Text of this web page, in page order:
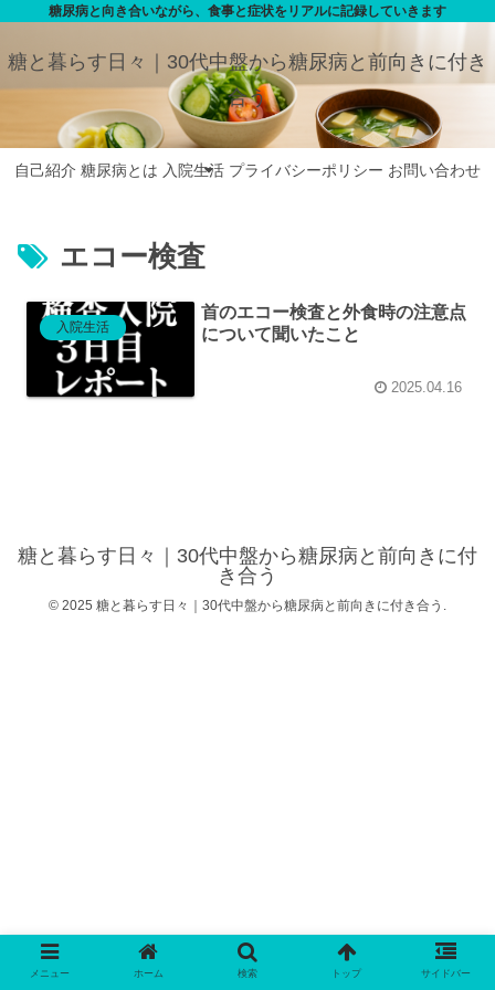
糖尿病と向き合いながら、食事と症状をリアルに記録していきます
糖と暮らす日々｜30代中盤から糖尿病と前向きに付き
合う
自己紹介 糖尿病とは 入院生活 プライバシーポリシー お問い合わせ
エコー検査
入院生活
首のエコー検査と外食時の注意点
について聞いたこと
2025.04.16
糖と暮らす日々｜30代中盤から糖尿病と前向きに付
き合う
© 2025 糖と暮らす日々｜30代中盤から糖尿病と前向きに付き合う.
メニュー ホーム 検索 トップ サイドバー